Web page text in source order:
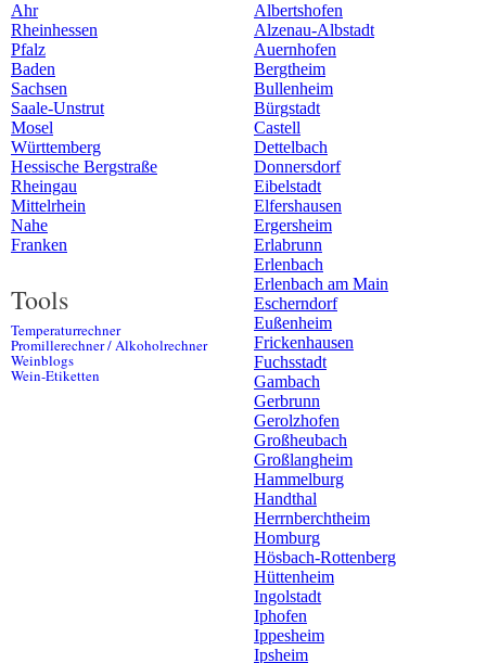
Ahr
Rheinhessen
Pfalz
Baden
Sachsen
Saale-Unstrut
Mosel
Württemberg
Hessische Bergstraße
Rheingau
Mittelrhein
Nahe
Franken
Tools
Temperaturrechner
Promillerechner / Alkoholrechner
Weinblogs
Wein-Etiketten
Albertshofen
Alzenau-Albstadt
Auernhofen
Bergtheim
Bullenheim
Bürgstadt
Castell
Dettelbach
Donnersdorf
Eibelstadt
Elfershausen
Ergersheim
Erlabrunn
Erlenbach
Erlenbach am Main
Escherndorf
Eußenheim
Frickenhausen
Fuchsstadt
Gambach
Gerbrunn
Gerolzhofen
Großheubach
Großlangheim
Hammelburg
Handthal
Herrnberchtheim
Homburg
Hösbach-Rottenberg
Hüttenheim
Ingolstadt
Iphofen
Ippesheim
Ipsheim